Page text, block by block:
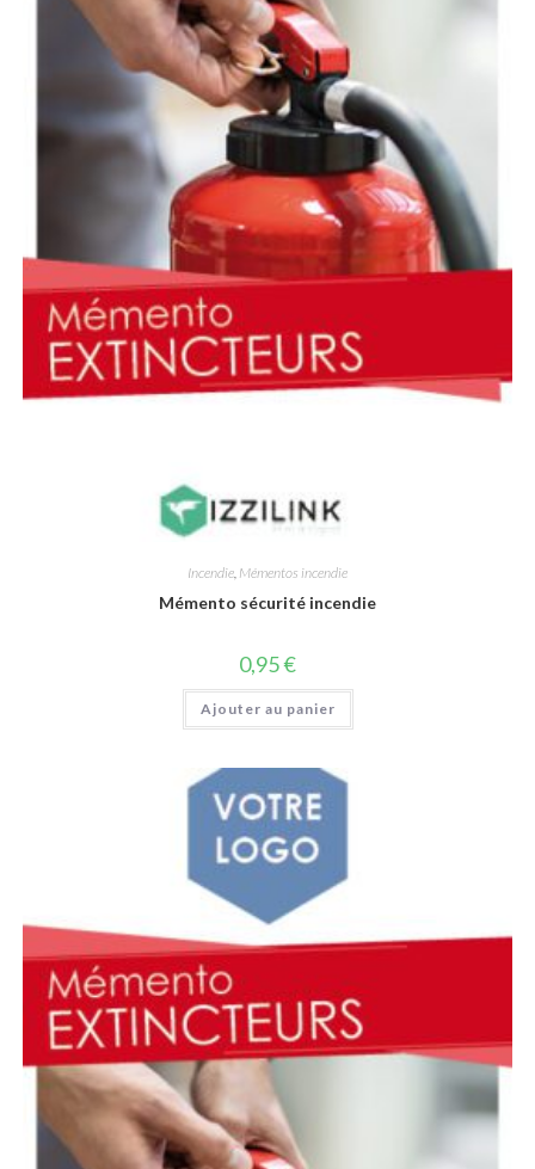
Incendie Mémentos incendie
Mémento sécurité incendie
0,95€
Ajouter au panier